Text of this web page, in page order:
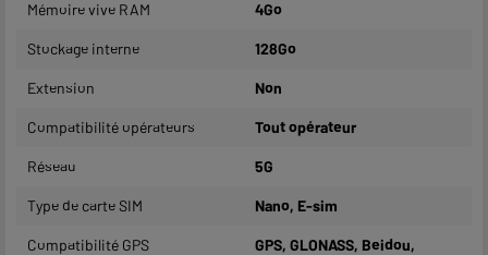
Mémoire vive RAM 4Go
Stockage interne 128Go
Extension Non
Compatibilité opérateurs Tout opérateur
Réseau 5G
Type de carte SIM Nano, E-sim
Compatibilité GPS
GPS, GLONASS, Beidou,